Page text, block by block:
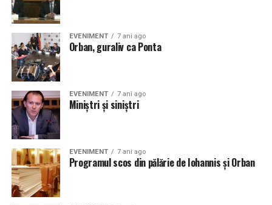
EVENIMENT 7 ani ago
Orban, guraliv ca Ponta
EVENIMENT 7 ani ago
Miniştri şi siniştri
EVENIMENT 7 ani ago
Programul scos din pălărie de Iohannis și Orban